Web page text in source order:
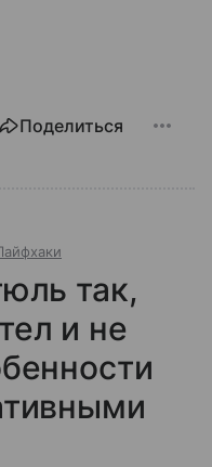
Поделиться
так,
и не